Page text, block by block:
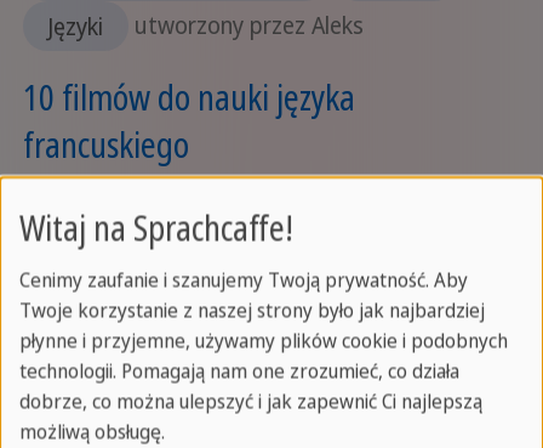
Języki
utworzony przez Aleks
10 filmów do nauki języka
francuskiego
Je ne parle pas français –
któż nie chciałby znać
francuskiego? Czy nadal
odkładasz naukę tego
języka na później? Nie
każdy ma chęć ślęczeć nad nudną gramatyką. W
porządku! Może wolisz więcej popcornu i netflix?
Witaj na Sprachcaffe!
Cenimy zaufanie i szanujemy Twoją prywatność. Aby
Twoje korzystanie z naszej strony było jak najbardziej
płynne i przyjemne, używamy plików cookie i podobnych
technologii. Pomagają nam one zrozumieć, co działa
dobrze, co można ulepszyć i jak zapewnić Ci najlepszą
możliwą obsługę.